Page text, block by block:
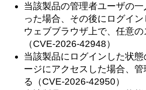
当該製品の管理者ユーザの
った場合、その後にログイ
ウェブブラウザ上で、任意
（CVE-2026-42948）
当該製品にログインした状
ージにアクセスした場合、
る（CVE-2026-42950）